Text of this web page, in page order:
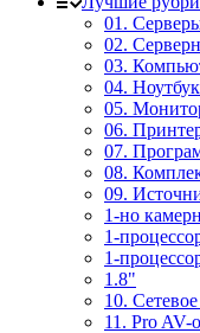
01.
02.
03.
04.
05.
06.
07.
08.
09.
1-но
1-
1-
1.8"
10.
11. Pro AV-